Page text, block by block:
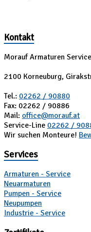
Kontakt
Morauf Armaturen
2100 Korneuburg,
Tel.: 02262 / 90880
Fax: 02262 / 90886
Mail: office@morauf.at
Service-Line 02262 /
Wir suchen Monteure!
Services
Armaturen - Service
Neuarmaturen
Pumpen - Service
Neupumpen
Industrie - Service